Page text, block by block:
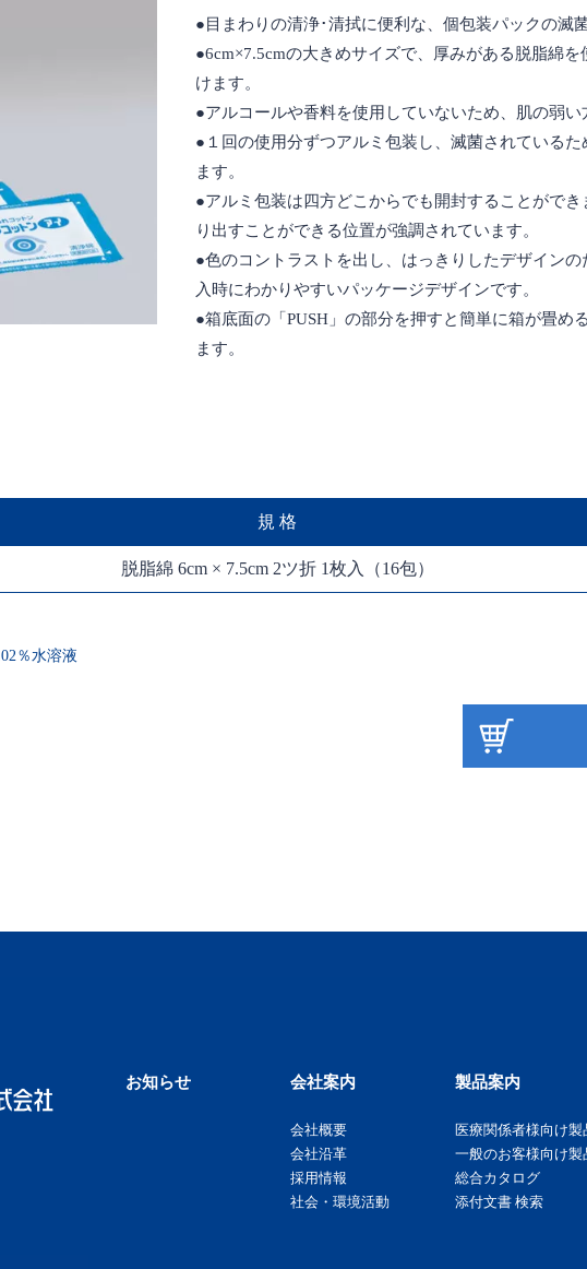
●目まわりの清浄･清拭に便利な、個包装パックの滅
●6cm×7.5cmの大きめサイズで、厚みがある脱脂綿
けます。
●アルコールや香料を使用していないため、肌の弱い
●１回の使用分ずつアルミ包装し、滅菌されている
ます。
●アルミ包装は四方どこからでも開封することがで
り出すことができる位置が強調されています。
●色のコントラストを出し、はっきりしたデザイン
入時にわかりやすいパッケージデザインです。
●箱底面の「PUSH」の部分を押すと簡単に箱が畳め
ます。
規 格
脱脂綿 6cm × 7.5cm 2ツ折 1枚入（16包）
％水溶液
お知らせ 会社案内
会社概要
会社沿革
採用情報
社会・環境活動
製品案内
医療関係者様向け製
一般のお客様向け製
総合カタログ
添付文書 検索